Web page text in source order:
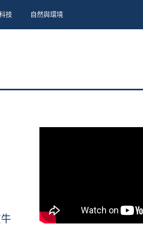
技 自然與環境